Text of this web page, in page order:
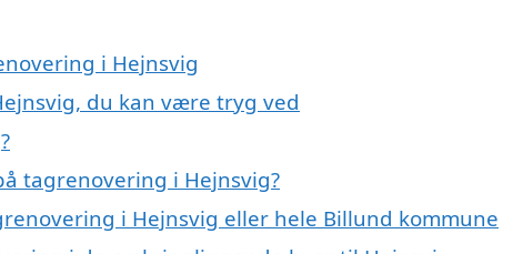
i Hejnsvig
du kan være tryg ved
tagrenovering i Hejnsvig?
i Hejnsvig eller hele Billund kommune